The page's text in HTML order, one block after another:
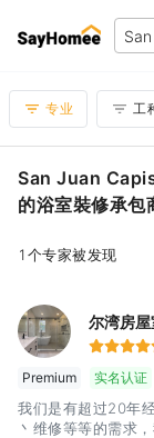
专业 工
San Juan
的浴室裝修承包
1个专家被发现
尔湾房
Premium
实名认证
我们是有超过20年
丶维修等等的需求